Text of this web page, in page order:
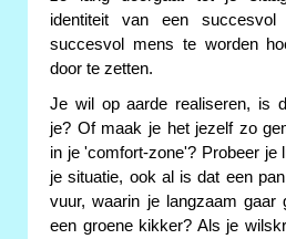
identiteit van een
succesvol mens te worden
door te zetten.
Je wil op aarde realiseren, is
je? Of maak je het jezelf zo
in je 'comfort-zone'? Probeer je
je situatie, ook al is dat een
vuur, waarin je langzaam gaar
een groene kikker? Als je